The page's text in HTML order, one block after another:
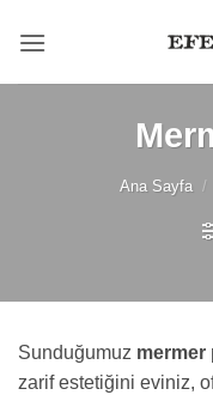
atla
Ana Sayfa /
Sunduğumuz mermer
zarif estetiğini eviniz,